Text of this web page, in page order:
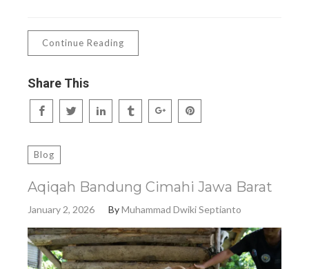
Continue Reading
Share This
Blog
Aqiqah Bandung Cimahi Jawa Barat
January 2, 2026 ByMuhammad Dwiki Septianto